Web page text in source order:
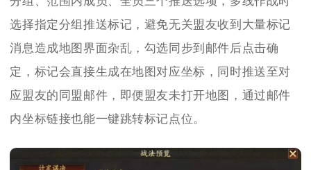
选择指定分组推送标记，避免无关盟友收到大量标记
消息造成地图界面杂乱，勾选同步到邮件后点击确
定，标记会直接生成在地图对应坐标，同时推送至对
应盟友的同盟邮件，即便盟友未打开地图，通过邮件
内坐标链接也能一键跳转标记点位。